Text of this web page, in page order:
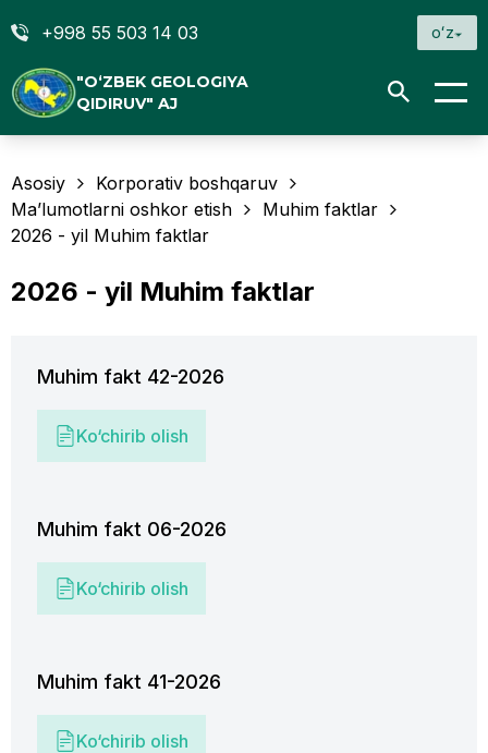
+998 55 503 14 03 oʻz
"O‘ZBEK GEOLOGIYA
QIDIRUV" AJ
Asosiy
Korporativ boshqaruv
Ma’lumotlarni oshkor etish
Muhim faktlar
2026 - yil Muhim faktlar
2026 - yil Muhim faktlar
Muhim fakt 42-2026
Ko‘chirib olish
Muhim fakt 06-2026
Ko‘chirib olish
Muhim fakt 41-2026
Ko‘chirib olish